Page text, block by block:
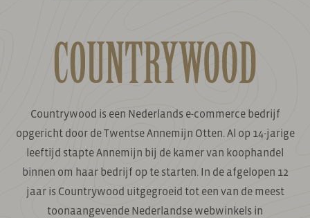
Countrywood is een Nederlands e-commerce bedrijf
opgericht door de Twentse Annemijn Otten. Al op 14-jarige
leeftijd stapte Annemijn bij de kamer van koophandel
binnen om haar bedrijf op te starten. In de afgelopen 12
jaar is Countrywood uitgegroeid tot een van de meest
toonaangevende Nederlandse webwinkels in